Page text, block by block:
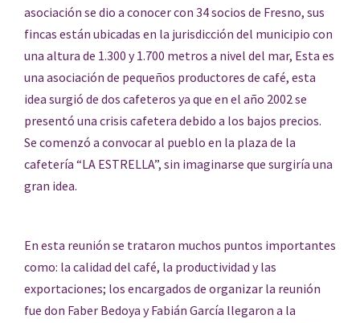
asociación se dio a conocer con 34 socios de Fresno, sus
fincas están ubicadas en la jurisdicción del municipio con
una altura de 1.300 y 1.700 metros a nivel del mar, Esta es
una asociación de pequeños productores de café, esta
idea surgió de dos cafeteros ya que en el año 2002 se
presentó una crisis cafetera debido a los bajos precios.
Se comenzó a convocar al pueblo en la plaza de la
cafetería “LA ESTRELLA”, sin imaginarse que surgiría una
gran idea.
En esta reunión se trataron muchos puntos importantes
como: la calidad del café, la productividad y las
exportaciones; los encargados de organizar la reunión
fue don Faber Bedoya y Fabián García llegaron a la